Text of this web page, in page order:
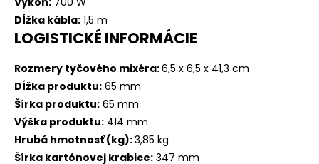
Dĺžka kábla: 1,5 m
LOGISTICKÉ INFORMÁCIE
Rozmery tyčového mixéra:6,5 x 6,5 x 41,3 cm
Dĺžka produktu: 65 mm
Šírka produktu: 65 mm
Výška produktu: 414 mm
Hrubá hmotnosť (kg):3,85 kg
Šírka kartónovej krabice: 347 mm